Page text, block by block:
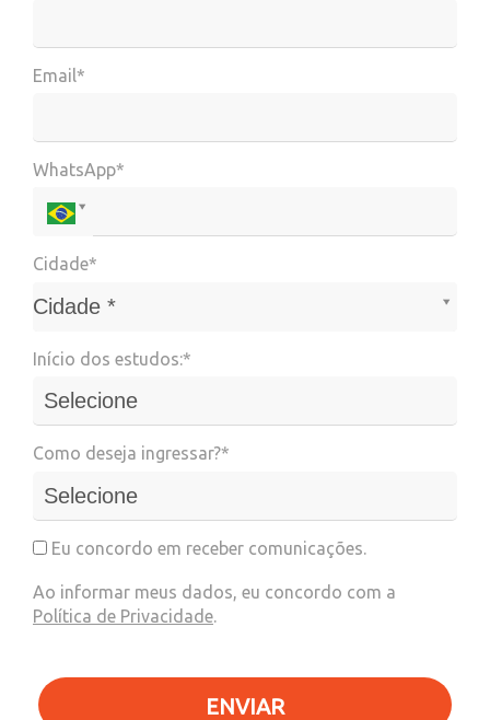
Email*
WhatsApp*
Cidade*
Cidade *
Cidade*
Início dos estudos:*
Como deseja ingressar?*
Eu concordo em receber comunicações.
Ao informar meus dados, eu concordo com a
Política de Privacidade.
ENVIAR